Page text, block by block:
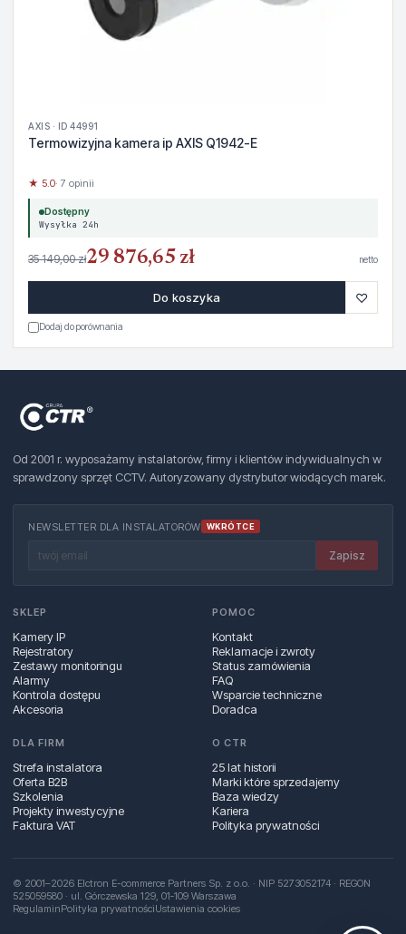
AXIS · ID 44991
Termowizyjna kamera ip AXIS Q1942-E
★ 5.0· 7 opinii
Dostępny
Wysyłka 24h
35 149,00 zł29 876,65 zł netto
Do koszyka ♡
Dodaj do porównania
Od 2001 r. wyposażamy instalatorów, firmy i klientów indywidualnych w
sprawdzony sprzęt CCTV. Autoryzowany dystrybutor wiodących marek.
NEWSLETTER DLA INSTALATORÓW WKRÓTCE
Zapisz
SKLEP
Kamery IP
Rejestratory
Zestawy monitoringu
Alarmy
Kontrola dostępu
Akcesoria
POMOC
Kontakt
Reklamacje i zwroty
Status zamówienia
FAQ
Wsparcie techniczne
Doradca
DLA FIRM
Strefa instalatora
Oferta B2B
Szkolenia
Projekty inwestycyjne
Faktura VAT
O CTR
25 lat historii
Marki które sprzedajemy
Baza wiedzy
Kariera
Polityka prywatności
© 2001–2026 Elctron E-commerce Partners Sp. z o.o. · NIP 5273052174 · REGON
525059580 · ul. Górczewska 129, 01‑109 Warszawa
RegulaminPolityka prywatnościUstawienia cookies